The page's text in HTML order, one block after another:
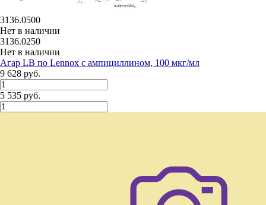
3136.0500
Нет в наличии
3136.0250
Нет в наличии
Агар LB по Lennox с ампициллином, 100 мкг/мл
9 628 руб.
5 535 руб.